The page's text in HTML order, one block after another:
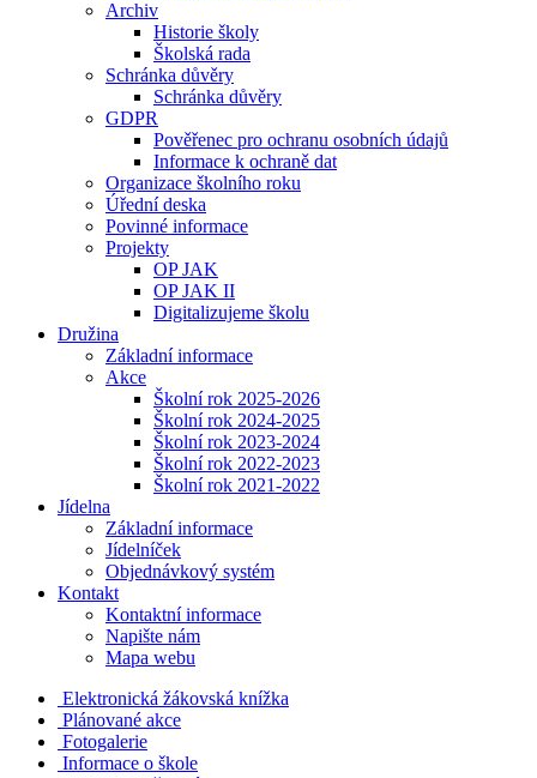
Archiv
Historie školy
Školská rada
Schránka důvěry
Schránka důvěry
GDPR
Pověřenec pro ochranu osobních údajů
Informace k ochraně dat
Organizace školního roku
Úřední deska
Povinné informace
Projekty
OP JAK
OP JAK II
Digitalizujeme školu
Družina
Základní informace
Akce
Školní rok 2025-2026
Školní rok 2024-2025
Školní rok 2023-2024
Školní rok 2022-2023
Školní rok 2021-2022
Jídelna
Základní informace
Jídelníček
Objednávkový systém
Kontakt
Kontaktní informace
Napište nám
Mapa webu
Elektronická žákovská knížka
Plánované akce
Fotogalerie
Informace o škole